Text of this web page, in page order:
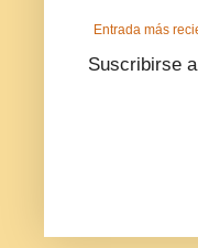
Entrada más
Suscribirse